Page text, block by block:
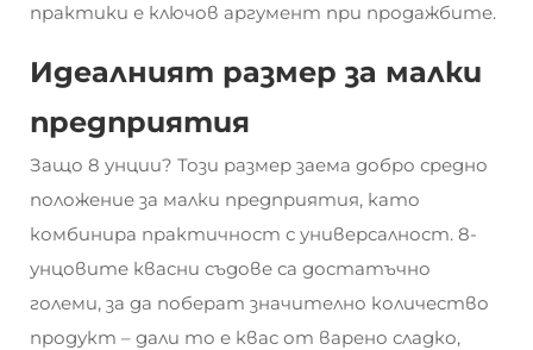
практики е ключов аргумент при продажбите.
Идеалният размер за малки
предприятия
Защо 8 унции? Този размер заема добро средно
положение за малки предприятия, като
комбинира практичност с универсалност. 8-
унцовите квасни съдове са достатъчно
големи, за да поберат значително количество
продукт – дали то е квас от варено сладко,